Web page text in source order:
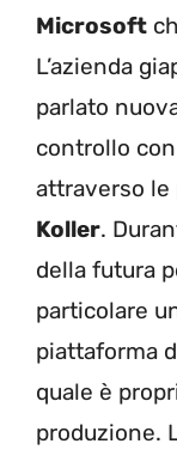
Microsoft
L’azienda
parlato
controllo con
attraverso le
Koller.
della futura
particolare
piattaforma
quale è
produzione.